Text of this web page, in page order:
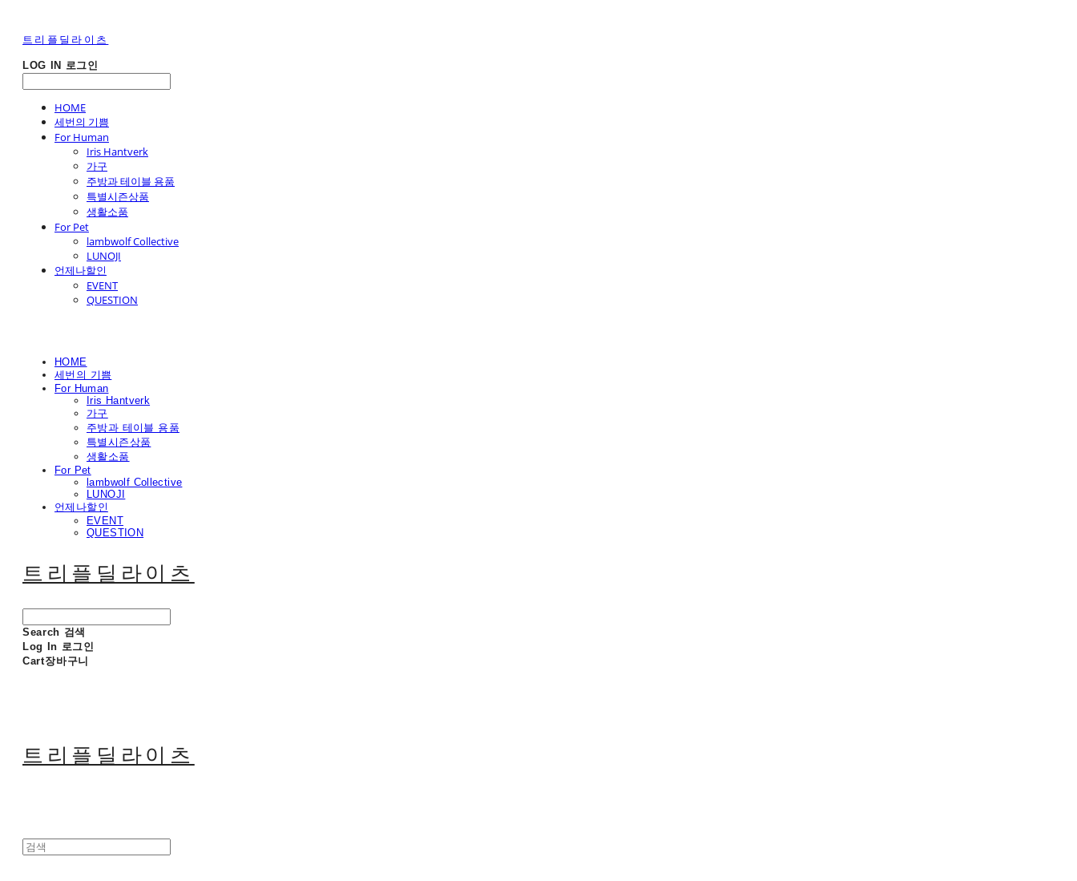
트리플딜라이츠
LOG IN 로그인
HOME
세번의 기쁨
For Human
Iris Hantverk
가구
주방과 테이블 용품
특별시즌상품
생활소품
For Pet
lambwolf Collective
LUNOJI
언제나할인
EVENT
QUESTION
HOME
세번의 기쁨
For Human
Iris Hantverk
가구
주방과 테이블 용품
특별시즌상품
생활소품
For Pet
lambwolf Collective
LUNOJI
언제나할인
EVENT
QUESTION
트리플딜라이츠
Search 검색
Log In 로그인
Cart장바구니
트리플딜라이츠